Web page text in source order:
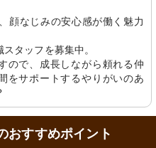
顔なじみの安心感が働く魅力
タッフを募集中。
ので、成長しながら頼れる仲
をサポートするやりがいのあ
おすすめポイント